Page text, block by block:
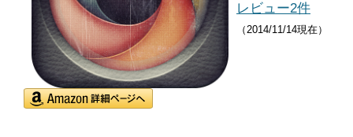
レビュー2件
（2014/11/14現在）